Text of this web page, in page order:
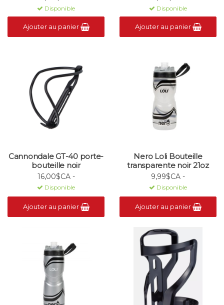
Disponible
Ajouter au panier
Disponible
Ajouter au panier
Cannondale GT-40 porte-
bouteille noir
16,00$CA -
Disponible
Ajouter au panier
Nero Loli Bouteille
transparente noir 21oz
9,99$CA -
Disponible
Ajouter au panier